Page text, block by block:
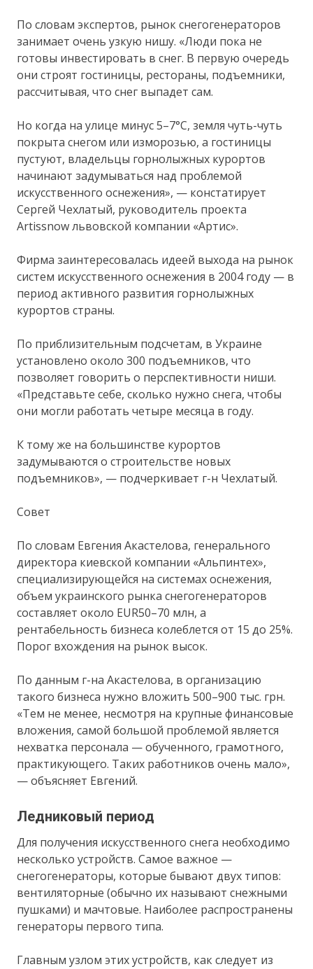
По словам экспертов, рынок снегогенераторов
занимает очень узкую нишу. «Люди пока не
готовы инвестировать в снег. В первую очередь
они строят гостиницы, рестораны, подъемники,
рассчитывая, что снег выпадет сам.
Но когда на улице минус 5–7°С, земля чуть-чуть
покрыта снегом или изморозью, а гостиницы
пустуют, владельцы горнолыжных курортов
начинают задумываться над проблемой
искусственного оснежения», — констатирует
Сергей Чехлатый, руководитель проекта
Artissnow львовской компании «Артис».
Фирма заинтересовалась идеей выхода на рынок
систем искусственного оснежения в 2004 году — в
период активного развития горнолыжных
курортов страны.
По приблизительным подсчетам, в Украине
установлено около 300 подъемников, что
позволяет говорить о перспективности ниши.
«Представьте себе, сколько нужно снега, чтобы
они могли работать четыре месяца в году.
К тому же на большинстве курортов
задумываются о строительстве новых
подъемников», — подчеркивает г-н Чехлатый.
Совет
По словам Евгения Акастелова, генерального
директора киевской компании «Альпинтех»,
специализирующейся на системах оснежения,
объем украинского рынка снегогенераторов
составляет около EUR50–70 млн, а
рентабельность бизнеса колеблется от 15 до 25%.
Порог вхождения на рынок высок.
По данным г-на Акастелова, в организацию
такого бизнеса нужно вложить 500–900 тыс. грн.
«Тем не менее, несмотря на крупные финансовые
вложения, самой большой проблемой является
нехватка персонала — обученного, грамотного,
практикующего. Таких работников очень мало»,
— объясняет Евгений.
Ледниковый период
Для получения искусственного снега необходимо
несколько устройств. Самое важное —
снегогенераторы, которые бывают двух типов:
вентиляторные (обычно их называют снежными
пушками) и мачтовые. Наиболее распространены
генераторы первого типа.
Главным узлом этих устройств, как следует из